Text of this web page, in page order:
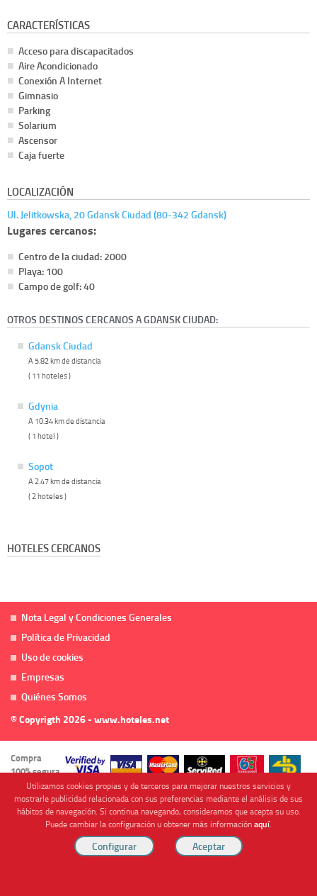
CARACTERÍSTICAS
Acceso para discapacitados
Aire Acondicionado
Conexión A Internet
Gimnasio
Parking
Solarium
Ascensor
Caja fuerte
LOCALIZACIÓN
Ul. Jelitkowska, 20 Gdansk Ciudad (80-342 Gdansk)
Lugares cercanos:
Centro de la ciudad: 2000
Playa: 100
Campo de golf: 40
OTROS DESTINOS CERCANOS A GDANSK CIUDAD:
Gdansk Ciudad
A 5.82 km de distancia
( 11 hoteles )
Gdynia
A 10.34 km de distancia
( 1 hotel )
Sopot
A 2.47 km de distancia
( 2 hoteles )
HOTELES CERCANOS
Nota Legal y Condiciones Generales
Política de Privacidad
Uso de cookies
Empresas
Quiénes Somos
© Copyrigth 2026 - www.hoteles.net
Compra
100% segura
Cofinanciado por
Utilizamos cookies propias y de terceros para mejorar nuestros servicios y
mostrarle publicidad relacionada con sus preferencias mediante el análisis de sus
hábitos de navegación. Si continua navegando, consideramos que acepta su uso.
Puede cambiar la configuración u obtener más informaciónaquí.